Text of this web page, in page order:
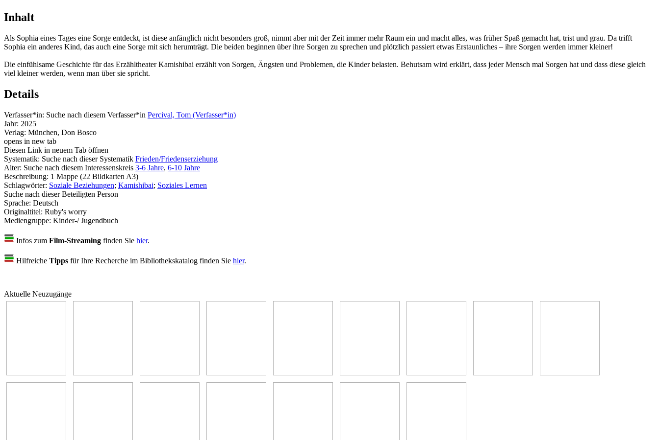
Inhalt
Als Sophia eines Tages eine Sorge entdeckt, ist diese anfänglich nicht besonders groß, nimmt aber mit der Zeit immer mehr Raum ein und macht alles, was früher Spaß gemacht hat, trist und grau. Da trifft
Sophia ein anderes Kind, das auch eine Sorge mit sich herumträgt. Die beiden beginnen über ihre Sorgen zu sprechen und plötzlich passiert etwas Erstaunliches – ihre Sorgen werden immer kleiner!
Die einfühlsame Geschichte für das Erzähltheater Kamishibai erzählt von Sorgen, Ängsten und Problemen, die Kinder belasten. Behutsam wird erklärt, dass jeder Mensch mal Sorgen hat und dass diese gleich
viel kleiner werden, wenn man über sie spricht.
Details
Verfasser*in: Suche nach diesem Verfasser*in Percival, Tom (Verfasser*in)
Jahr: 2025
Verlag: München, Don Bosco
opens in new tab
Diesen Link in neuem Tab öffnen
Systematik: Suche nach dieser Systematik Frieden/Friedenserziehung
Alter: Suche nach diesem Interessenskreis 3-6 Jahre, 6-10 Jahre
Beschreibung: 1 Mappe (22 Bildkarten A3)
Schlagwörter: Soziale Beziehungen; Kamishibai; Soziales Lernen
Suche nach dieser Beteiligten Person
Sprache: Deutsch
Originaltitel: Ruby's worry
Mediengruppe: Kinder-/ Jugendbuch
Infos zum Film-Streaming finden Sie hier.
Hilfreiche Tipps für Ihre Recherche im Bibliothekskatalog finden Sie hier.
Aktuelle Neuzugänge